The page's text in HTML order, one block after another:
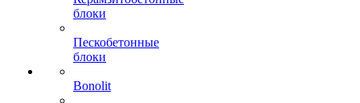
блоки
Пескобетонные
блоки
Bonolit